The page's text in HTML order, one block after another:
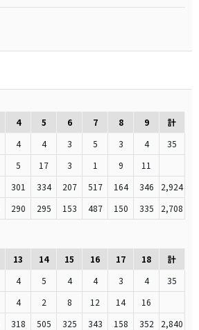
4 5 6 7 8 9
計
4 4 3 5 3 4
35
5 17 3 1 9
11
301 334 207 517 164 346
2,924
290 295 153 487 150 335 2,708
13 14 15 16 17 18
計
4 5 4 4 3 4
35
4 2 8 12 14
16
318 505 325 343 158 352
2,840